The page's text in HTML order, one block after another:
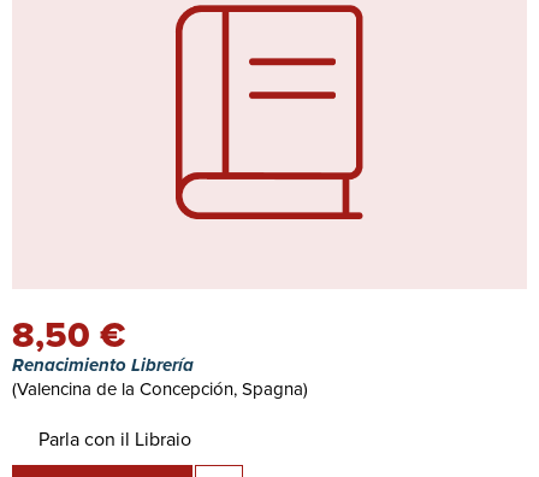
8,50 €
Renacimiento Librería
(Valencina de la Concepción, Spagna)
Parla con il Libraio